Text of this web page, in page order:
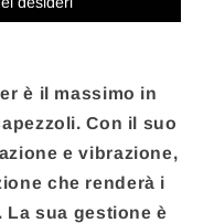
è il massimo in
Con il suo
e vibrazione,
che renderà i
sua gestione è